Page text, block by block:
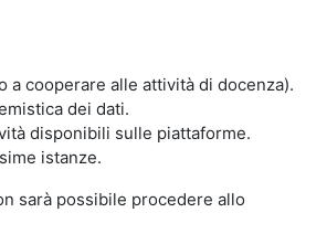
cooperare alle attività di docenza).
dei dati.
disponibili sulle piattaforme.
istanze.
sarà possibile procedere allo